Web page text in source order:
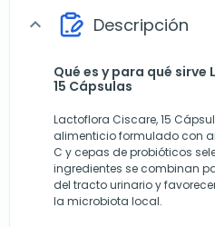
expand_more Descripción
Qué es y para qué
15 Cápsulas
Lactoflora Ciscare, 15
alimenticio formulado con
C y cepas de probióticos
ingredientes se combinan
del tracto urinario y
la microbiota local.